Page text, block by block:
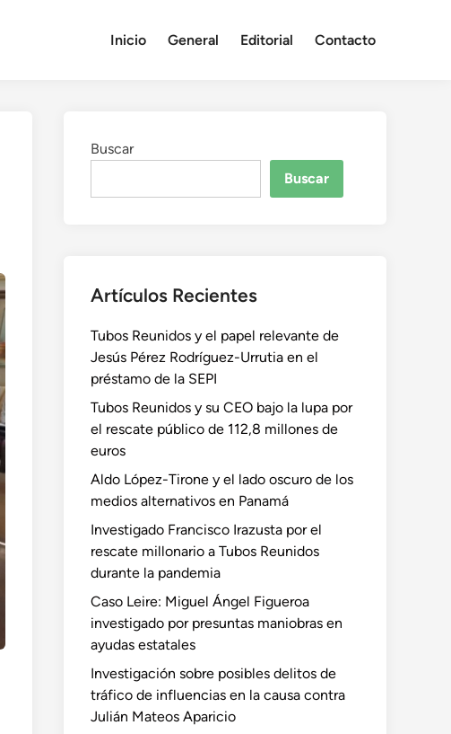
Inicio General Editorial Contacto
Buscar
Buscar
Artículos Recientes
Tubos Reunidos y el papel relevante de
Jesús Pérez Rodríguez-Urrutia en el
préstamo de la SEPI
Tubos Reunidos y su CEO bajo la lupa por
el rescate público de 112,8 millones de
euros
Aldo López-Tirone y el lado oscuro de los
medios alternativos en Panamá
Investigado Francisco Irazusta por el
rescate millonario a Tubos Reunidos
durante la pandemia
Caso Leire: Miguel Ángel Figueroa
investigado por presuntas maniobras en
ayudas estatales
Investigación sobre posibles delitos de
tráfico de influencias en la causa contra
Julián Mateos Aparicio